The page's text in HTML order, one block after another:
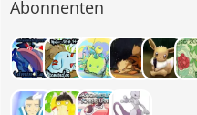
Abonnenten